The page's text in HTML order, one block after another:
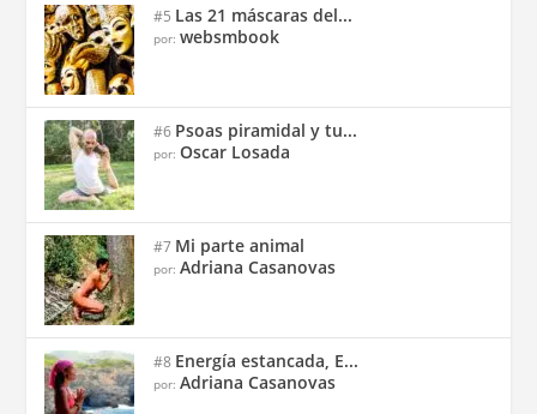
#5 Las 21 máscaras del...
por:websmbook
#6 Psoas piramidal y tu...
por:Oscar Losada
#7 Mi parte animal
por:Adriana Casanovas
#8 Energía estancada, E...
por:Adriana Casanovas